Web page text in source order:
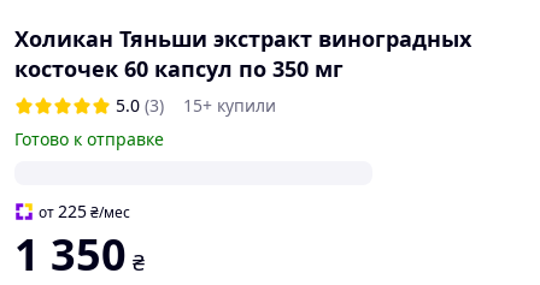
Холикан Тяньши экстракт виноградных
косточек 60 капсул по 350 мг
5.0 (3)
15+ купили
Готово к отправке
от225₴/мес
1 350 ₴